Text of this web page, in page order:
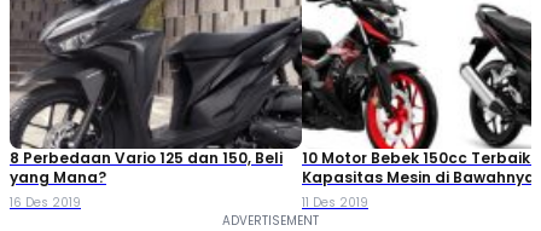
8 Perbedaan Vario 125 dan 150, Beli
yang Mana?
16 Des 2019
10 Motor Bebek 150cc Terbaik
Kapasitas Mesin di Bawahnya
11 Des 2019